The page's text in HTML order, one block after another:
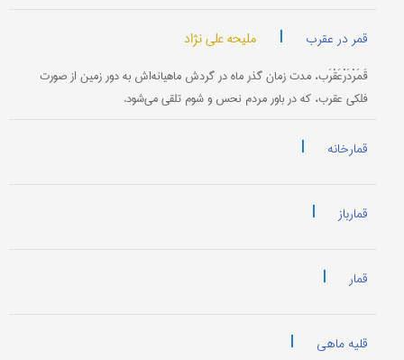
قمر در عقرب | ملیحه علی نژاد
قَمَرْدَرْعَقْرَب، مدت زمان گذر ماه در گردش ماهیانه‌اش به دور زمین از صورت
فلکی عقرب، که در باور مردم نحس و شوم تلقی می‌شود.
قمارخانه |
قمارباز |
قمار |
قلیه ماهی |